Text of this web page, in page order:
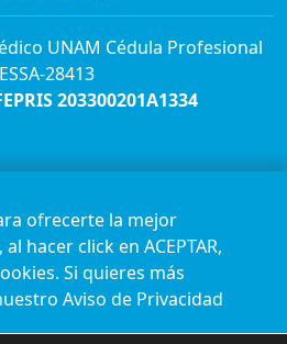
UNAM Cédula Profesional
28413
203300201A1334
para citas e informes:
de 7:00am a 9:00pm
24/7 aquí
ofrecerte la mejor
hacer click en ACEPTAR,
Si quieres más
Aviso de Privacidad